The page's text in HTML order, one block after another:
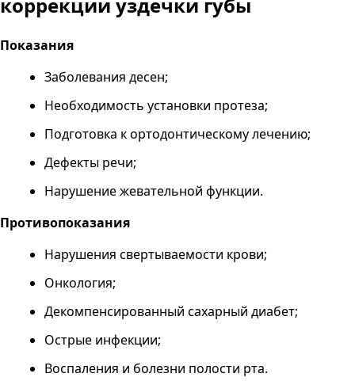
Показания
Заболевания десен;
Необходимость установки протеза;
Подготовка к ортодонтическому лечению;
Дефекты речи;
Нарушение жевательной функции.
Противопоказания
Нарушения свертываемости крови;
Онкология;
Декомпенсированный сахарный диабет;
Острые инфекции;
Воспаления и болезни полости рта.